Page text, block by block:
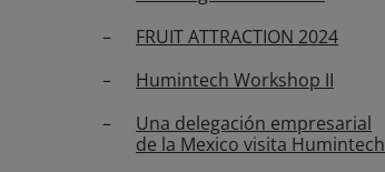
FRUIT ATTRACTION 2024
Humintech Workshop II
Una delegación empresarial
de la Mexico visita Humintech